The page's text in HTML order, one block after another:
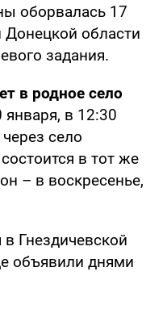
оборвалась 17
области
задания.
в родное село
января, в 12:30
село
в тот же
– в воскресенье,
Гнездичевской
объявили днями